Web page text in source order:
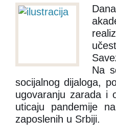
Na
socijalnog dijaloga,
ugovaranju zarada i
uticaju pandemije
zaposlenih u Srbiji.